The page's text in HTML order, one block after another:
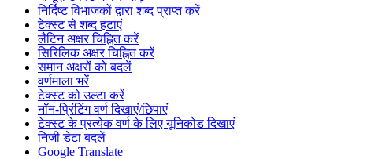
निर्दिष्ट विभाजकों द्वारा शब्द प्राप्त करें
टेक्स्ट से शब्द हटाएं
लैटिन अक्षर चिह्नित करें
सिरिलिक अक्षर चिह्नित करें
समान अक्षरों को बदलें
वर्णमाला भरें
टेक्स्ट को उल्टा करें
नॉन-प्रिंटिंग वर्ण दिखाएं/छिपाएं
टेक्स्ट के प्रत्येक वर्ण के लिए यूनिकोड दिखाएं
निजी डेटा बदलें
Google Translate